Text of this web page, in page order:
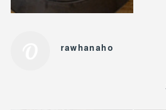
rawhanaho